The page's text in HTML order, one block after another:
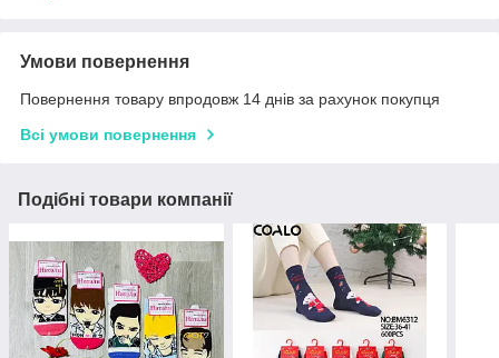
Умови повернення
Повернення товару впродовж 14 днів за рахунок покупця
Всі умови повернення
Подібні товари компанії